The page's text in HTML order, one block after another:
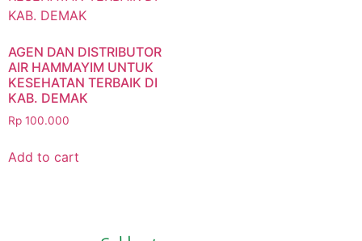
AGEN DAN DISTRIBUTOR
AIR HAMMAYIM UNTUK
KESEHATAN TERBAIK DI
KAB. DEMAK
Rp 100.000
Add to cart